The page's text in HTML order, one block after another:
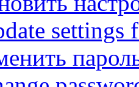
settings